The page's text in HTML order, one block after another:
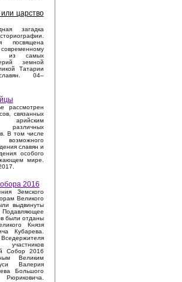
царство
загадка
посвящена
из самых
земной
Татарии
04–
рассмотрен
связанных
различных
В том числе
возможного
славян и
особого
мире.
2016
Земского
Великого
выдвинуты
Подавляющее
были отданы
Князя
Кубарева.
Собор 2016
Великим
Валерия
Большого